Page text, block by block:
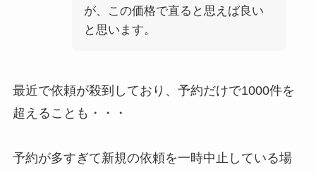
が、この価格で直ると思えば良い
と思います。
最近で依頼が殺到しており、予約だけで1000件を
超えることも・・・
予約が多すぎて新規の依頼を一時中止している場